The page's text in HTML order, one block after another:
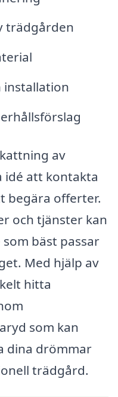
trädgården
installation
av
idé att kontakta
begära offerter.
och tjänster kan
bäst passar
Med hjälp av
hitta
som kan
dina drömmar
trädgård.